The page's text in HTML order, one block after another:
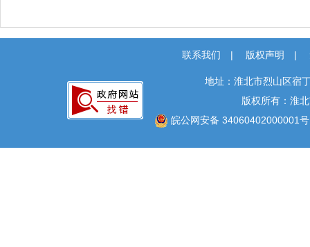
联系我们 | 版权声明 |
地址：淮北市烈山区宿
版权所有：淮
皖公网安备 34060402000001号